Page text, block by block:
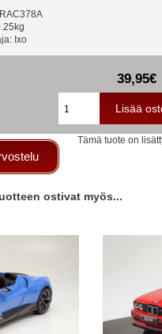
Ixo
39,95€
Tämä tuote on
ostivat myös...